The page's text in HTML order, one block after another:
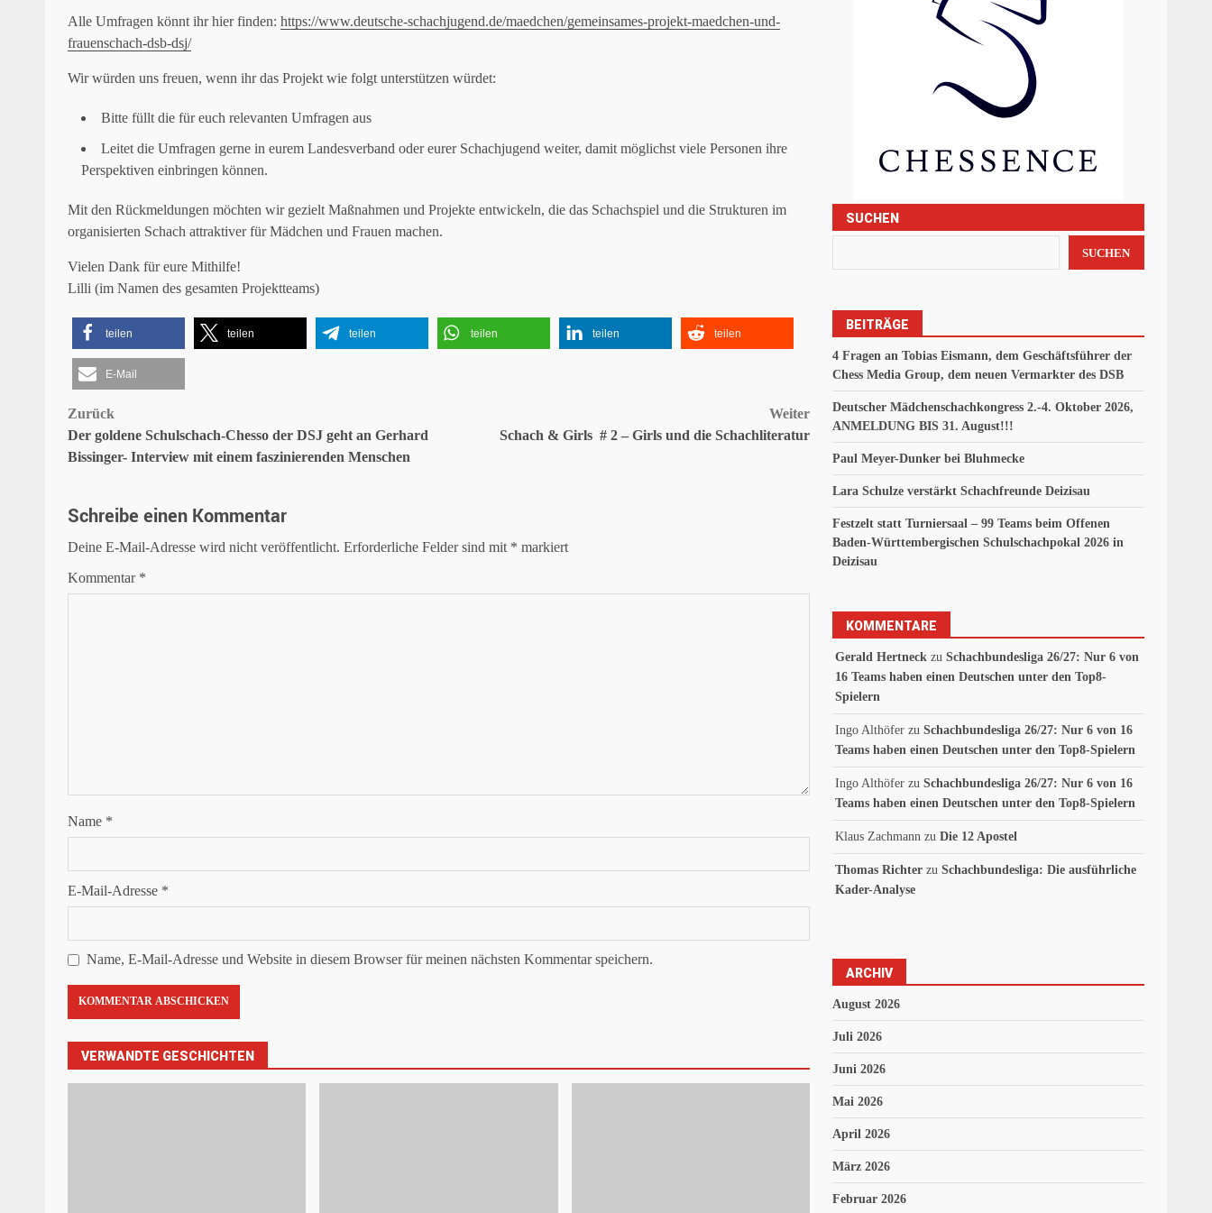
Alle Umfragen könnt ihr hier finden: https://www.deutsche-schachjugend.de/maedchen/gemeinsames-projekt-maedchen-und-
frauenschach-dsb-dsj/
Wir würden uns freuen, wenn ihr das Projekt wie folgt unterstützen würdet:
Bitte füllt die für euch relevanten Umfragen aus
Leitet die Umfragen gerne in eurem Landesverband oder eurer Schachjugend weiter, damit möglichst viele Personen ihre
Perspektiven einbringen können.
Mit den Rückmeldungen möchten wir gezielt Maßnahmen und Projekte entwickeln, die das Schachspiel und die Strukturen im
organisierten Schach attraktiver für Mädchen und Frauen machen.
Vielen Dank für eure Mithilfe!
Lilli (im Namen des gesamten Projektteams)
teilen teilen teilen teilen teilen teilen
E-Mail
Beitragsnavigation
Zurück
Der goldene Schulschach-Chesso der DSJ geht an Gerhard
Bissinger- Interview mit einem faszinierenden Menschen
Weiter
Schach & Girls # 2 – Girls und die Schachliteratur
Schreibe einen Kommentar
Deine E-Mail-Adresse wird nicht veröffentlicht. Erforderliche Felder sind mit * markiert
Kommentar *
Name *
E-Mail-Adresse *
Name, E-Mail-Adresse und Website in diesem Browser für meinen nächsten Kommentar speichern.
VERWANDTE GESCHICHTEN
SUCHEN
SUCHEN
BEITRÄGE
4 Fragen an Tobias Eismann, dem Geschäftsführer der
Chess Media Group, dem neuen Vermarkter des DSB
Deutscher Mädchenschachkongress 2.-4. Oktober 2026,
ANMELDUNG BIS 31. August!!!
Paul Meyer-Dunker bei Bluhmecke
Lara Schulze verstärkt Schachfreunde Deizisau
Festzelt statt Turniersaal – 99 Teams beim Offenen
Baden-Württembergischen Schulschachpokal 2026 in
Deizisau
KOMMENTARE
Gerald Hertneck zuSchachbundesliga 26/27: Nur 6 von
16 Teams haben einen Deutschen unter den Top8-
Spielern
Ingo Althöfer zuSchachbundesliga 26/27: Nur 6 von 16
Teams haben einen Deutschen unter den Top8-Spielern
Ingo Althöfer zuSchachbundesliga 26/27: Nur 6 von 16
Teams haben einen Deutschen unter den Top8-Spielern
Klaus Zachmann zuDie 12 Apostel
Thomas Richter zuSchachbundesliga: Die ausführliche
Kader-Analyse
ARCHIV
August 2026
Juli 2026
Juni 2026
Mai 2026
April 2026
März 2026
Februar 2026